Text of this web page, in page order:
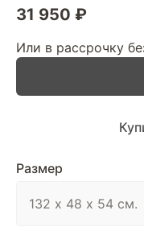
31 950 ₽
Или в рассрочку
Размер